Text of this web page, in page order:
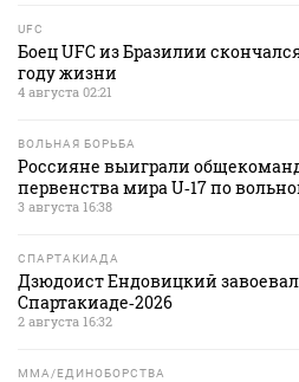
UFC
Боец UFC из Бразилии
году жизни
4 августа 02:21
ВОЛЬНАЯ БОРЬБА
Россияне выиграли
первенства мира U‑17 по
3 августа 16:38
СПАРТАКИАДА
Дзюдоист Ендовицкий завоевал
Спартакиаде‑2026
2 августа 16:32
MMA/ЕДИНОБОРСТВА